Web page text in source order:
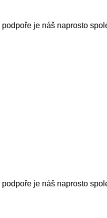
je náš naprosto
je náš naprosto